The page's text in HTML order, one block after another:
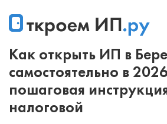
Как открыть ИП в
самостоятельно в
пошаговая
налоговой